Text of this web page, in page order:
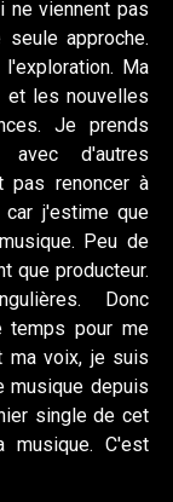
ne viennent pas
approche.
Ma
les nouvelles
Je prends
d'autres
pas renoncer à
car j'estime que
Peu de
que producteur.
Donc
temps pour me
ma voix, je suis
musique depuis
single de cet
musique. C'est